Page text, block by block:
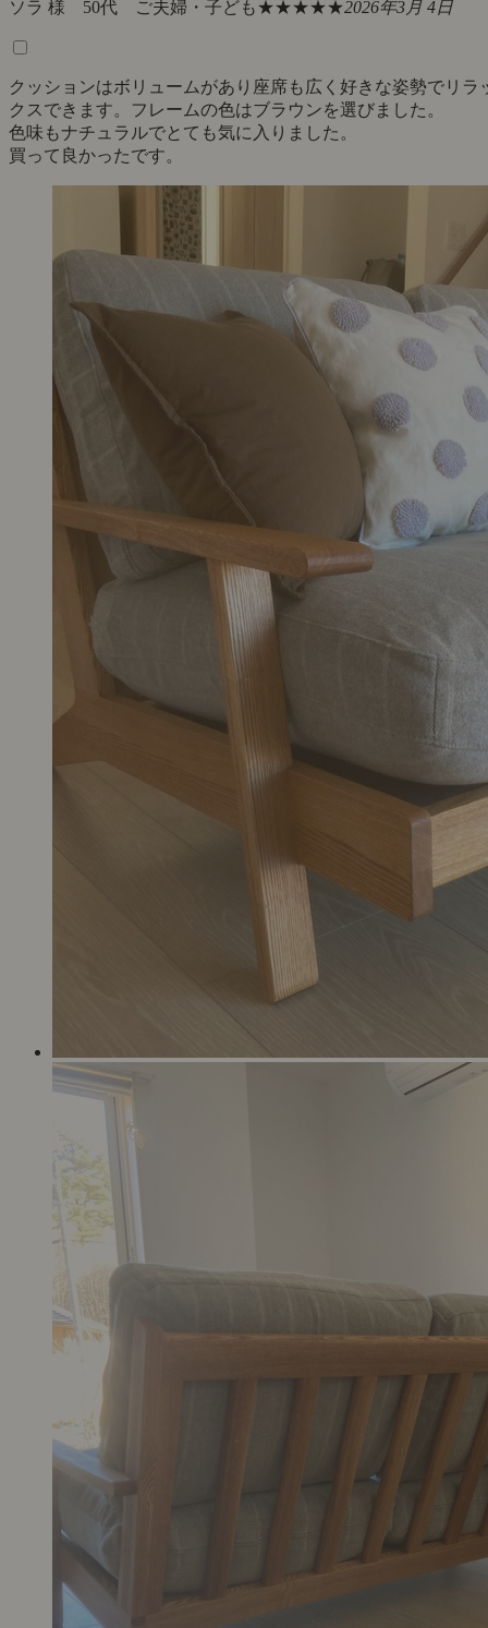
ソラ 様 50代 ご夫婦・子ども★★★★★2026年3月 4日
クッションはボリュームがあり座席も広く好きな姿勢でリラ
クスできます。フレームの色はブラウンを選びました。
色味もナチュラルでとても気に入りました。
買って良かったです。